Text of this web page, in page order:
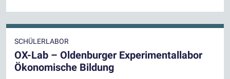
SCHÜLERLABOR
OX-Lab – Oldenburger Experimentallabor
Ökonomische Bildung